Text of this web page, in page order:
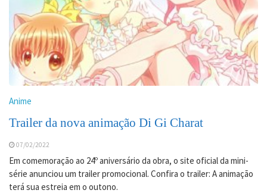
Anime
Trailer da nova animação Di Gi Charat
07/02/2022
Em comemoração ao 24º aniversário da obra, o site oficial da mini-
série anunciou um trailer promocional. Confira o trailer: A animação
terá sua estreia em o outono.